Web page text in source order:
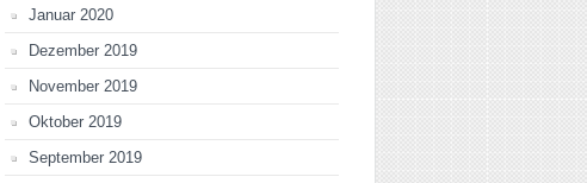
Januar 2020
Dezember 2019
November 2019
Oktober 2019
September 2019